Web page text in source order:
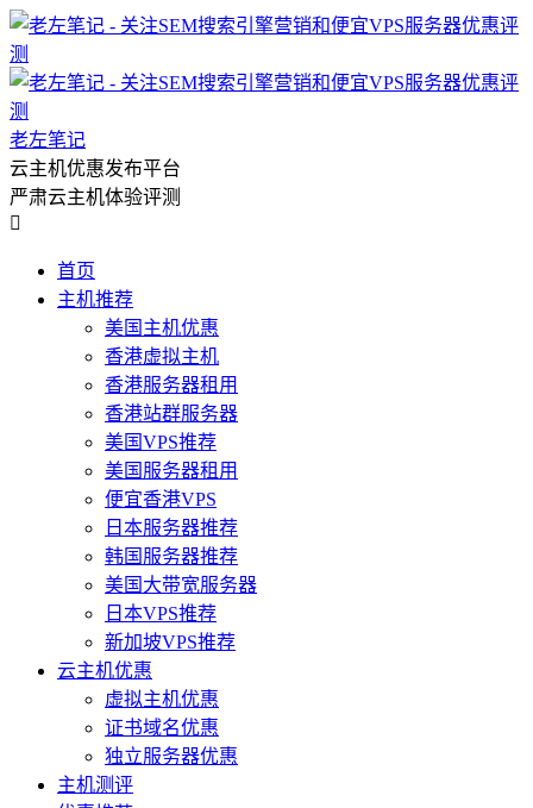
老左笔记
云主机优惠发布平台
严肃云主机体验评测

首页
主机推荐
美国主机优惠
香港虚拟主机
香港服务器租用
香港站群服务器
美国VPS推荐
美国服务器租用
便宜香港VPS
日本服务器推荐
韩国服务器推荐
美国大带宽服务器
日本VPS推荐
新加坡VPS推荐
云主机优惠
虚拟主机优惠
证书域名优惠
独立服务器优惠
主机测评